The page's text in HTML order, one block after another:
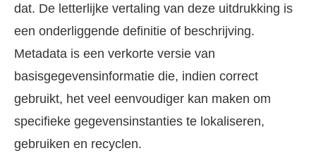
dat. De letterlijke vertaling van deze uitdrukking is
een onderliggende definitie of beschrijving.
Metadata is een verkorte versie van
basisgegevensinformatie die, indien correct
gebruikt, het veel eenvoudiger kan maken om
specifieke gegevensinstanties te lokaliseren,
gebruiken en recyclen.